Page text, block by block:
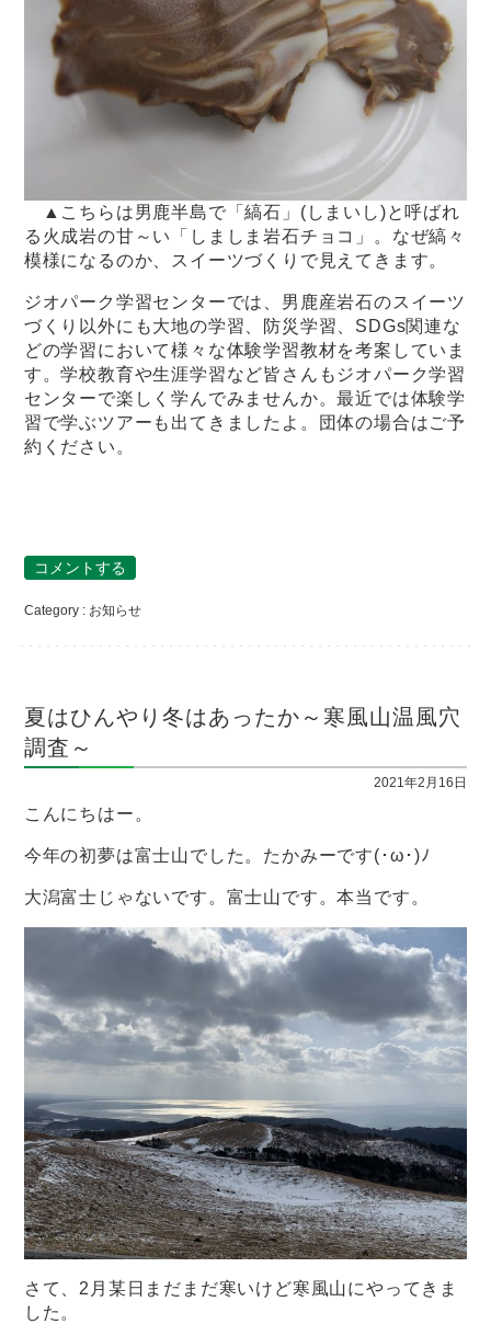
▲こちらは男鹿半島で「縞石」(しまいし)と呼ばれ
る火成岩の甘～い「しましま岩石チョコ」。なぜ縞々
模様になるのか、スイーツづくりで見えてきます。
ジオパーク学習センターでは、男鹿産岩石のスイーツ
づくり以外にも大地の学習、防災学習、SDGs関連な
どの学習において様々な体験学習教材を考案していま
す。学校教育や生涯学習など皆さんもジオパーク学習
センターで楽しく学んでみませんか。最近では体験学
習で学ぶツアーも出てきましたよ。団体の場合はご予
約ください。
コメントする
Category : お知らせ
夏はひんやり冬はあったか～寒風山温風穴
調査～
2021年2月16日
こんにちはー。
今年の初夢は富士山でした。たかみーです(･ω･)ﾉ
大潟富士じゃないです。富士山です。本当です。
さて、2月某日まだまだ寒いけど寒風山にやってきま
した。